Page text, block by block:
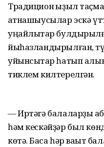
Традицион ҡыҙыл
ҡатнашыусылар эскә
уңайлыҡтар
йыһазландырылған,
уйынсыҡтар һатып
тиклем килтерелгән.
— Иртәгә балаларҙы
һәм кескәйҙәр был
көтә. Баҡса һәр ваҡыт